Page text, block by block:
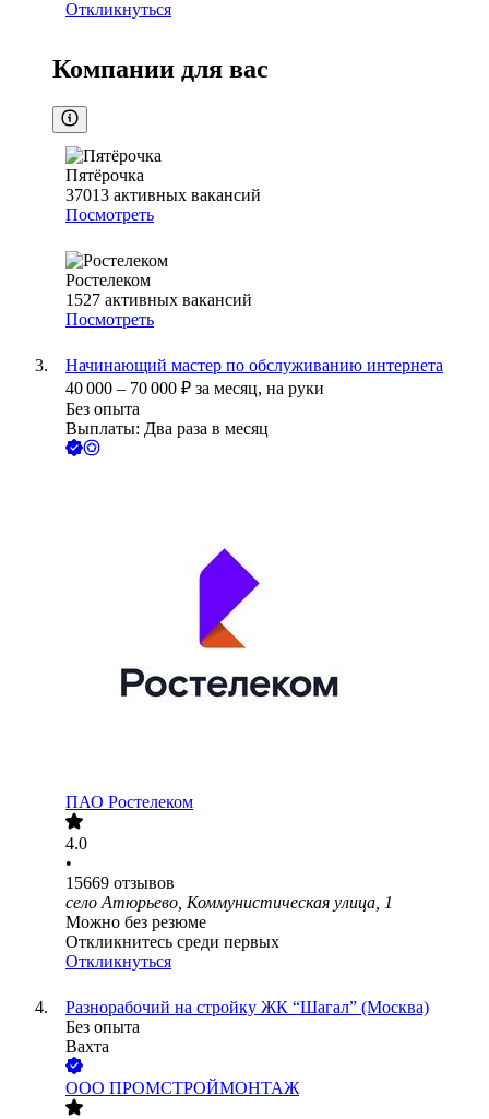
Откликнуться
Компании для вас
Пятёрочка
37013 активных вакансий
Посмотреть
Ростелеком
1527 активных вакансий
Посмотреть
Начинающий мастер по обслуживанию интернета
40 000 – 70 000 ₽ за месяц, на руки
Без опыта
Выплаты: Два раза в месяц
ПАО Ростелеком
4.0
•
15669 отзывов
село Атюрьево, Коммунистическая улица, 1
Можно без резюме
Откликнитесь среди первых
Откликнуться
Разнорабочий на стройку ЖК “Шагал” (Москва)
Без опыта
Вахта
ООО ПРОМСТРОЙМОНТАЖ